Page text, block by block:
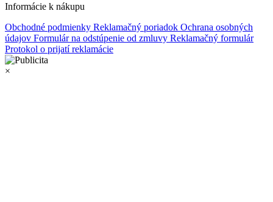
Informácie k nákupu
Obchodné podmienky Reklamačný poriadok Ochrana osobných
údajov Formulár na odstúpenie od zmluvy Reklamačný formulár
Protokol o prijatí reklamácie
×